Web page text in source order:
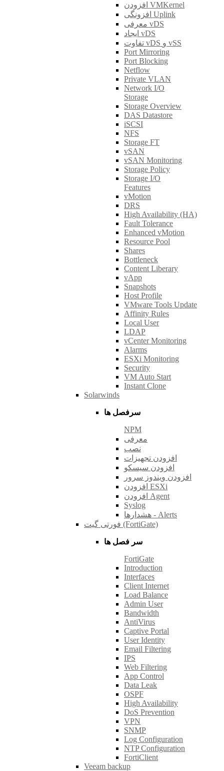
افزودن VMKernel
افزونگی Uplink
معرفی vDS
ایجاد vDS
تفاوت vDS و vSS
Port Mirroring
Port Blocking
Netflow
Private VLAN
Network I/O
Storage
Storage Overview
DAS Datastore
iSCSI
NFS
Storage FT
vSAN
vSAN Monitoring
Storage Policy
Storage I/O
Features
vMotion
DRS
High Availability (HA)
Fault Tolerance
Enhanced vMotion
Resource Pool
Shares
Bottleneck
Content Liberary
vApp
Snapshots
Host Profile
VMware Tools Update
Affinity Rules
Local User
LDAP
vCenter Monitoring
Alarms
ESXi Monitoring
Security
VM Auto Start
Instant Clone
Solarwinds
سرفصل ها
NPM
معرفی
نصب
افزودن تجهیزات
افزودن سیسکو
افزودن ویندوز سرور
افزودن ESXi
افزودن Agent
Syslog
هشدارها - Alerts
فورتی گیت (FortiGate)
سر فصل ها
FortiGate
Introduction
Interfaces
Client Internet
Load Balance
Admin User
Bandwidth
AntiVirus
Captive Portal
User Identity
Email Filtering
IPS
Web Filtering
App Control
Data Leak
OSPF
High Availability
DoS Prevention
VPN
SNMP
Log Configuration
NTP Configuration
FortiClient
Veeam backup